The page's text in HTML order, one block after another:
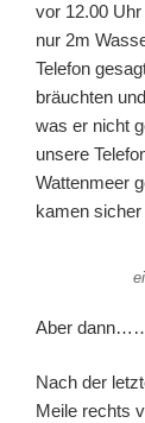
vor 12.00
nur 2m
Telefon
bräuchten
was er nicht
unsere
Wattenmeer
kamen
Aber
Nach der
Meile rechts